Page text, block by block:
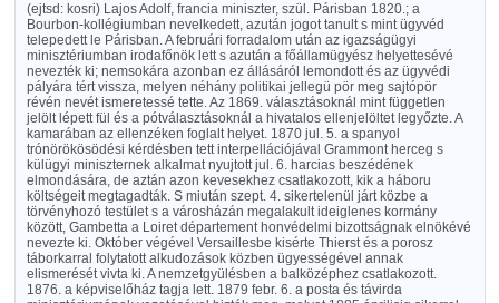
(ejtsd: kosri) Lajos Adolf, francia miniszter, szül. Párisban 1820.; a
Bourbon-kollégiumban nevelkedett, azután jogot tanult s mint ügyvéd
telepedett le Párisban. A februári forradalom után az igazságügyi
minisztériumban irodafőnök lett s azután a főállamügyész helyettesévé
nevezték ki; nemsokára azonban ez állásáról lemondott és az ügyvédi
pályára tért vissza, melyen néhány politikai jellegü pör meg sajtópör
révén nevét ismeretessé tette. Az 1869. választásoknál mint független
jelölt lépett fül és a pótválasztásoknál a hivatalos ellenjelöltet legyőzte. A
kamarában az ellenzéken foglalt helyet. 1870 jul. 5. a spanyol
trónörökösödési kérdésben tett interpellációjával Grammont herceg s
külügyi miniszternek alkalmat nyujtott jul. 6. harcias beszédének
elmondására, de aztán azon kevesekhez csatlakozott, kik a háboru
költségeit megtagadták. S miután szept. 4. sikertelenül járt közbe a
törvényhozó testület s a városházán megalakult ideiglenes kormány
között, Gambetta a Loiret département honvédelmi bizottságnak elnökévé
nevezte ki. Október végével Versaillesbe kisérte Thierst és a porosz
táborkarral folytatott alkudozások közben ügyességével annak
elismerését vivta ki. A nemzetgyülésben a balközéphez csatlakozott.
1876. a képviselőház tagja lett. 1879 febr. 6. a posta és távirda